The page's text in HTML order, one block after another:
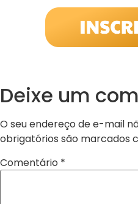
Deixe um
O seu endereço de e-mail
obrigatórios são marcados
Comentário *